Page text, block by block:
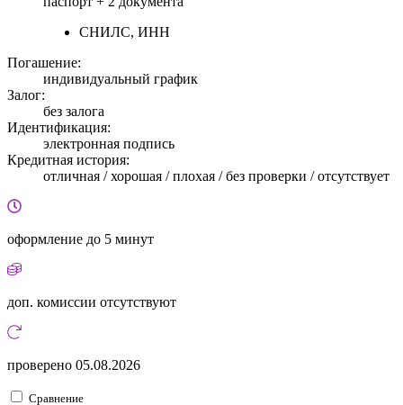
СНИЛС, ИНН
Погашение:
индивидуальный график
Залог:
без залога
Идентификация:
электронная подпись
Кредитная история:
отличная / хорошая / плохая / без проверки / отсутствует
оформление до 5 минут
доп. комиссии отсутствуют
проверено 05.08.2026
Сравнение